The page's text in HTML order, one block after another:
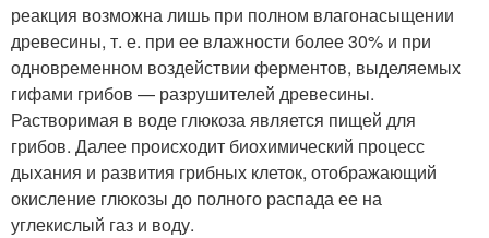
реакция возможна лишь при полном влагонасыщении
древесины, т. е. при ее влажности более 30% и при
одновременном воздействии ферментов, выделяемых
гифами грибов — разрушителей древесины.
Растворимая в воде глюкоза является пищей для
грибов. Далее происходит биохимический процесс
дыхания и развития грибных клеток, отображающий
окисление глюкозы до полного распада ее на
углекислый газ и воду.